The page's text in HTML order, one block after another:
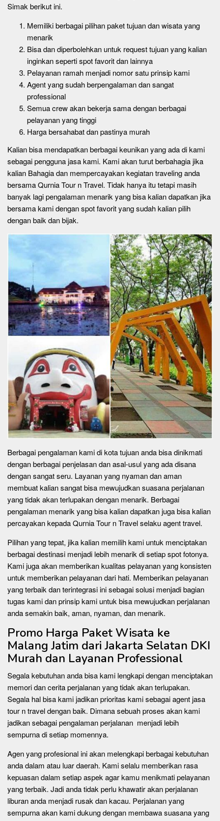
Simak berikut ini.
Memiliki berbagai pilihan paket tujuan dan wisata yang
menarik
Bisa dan diperbolehkan untuk request tujuan yang kalian
inginkan seperti spot favorit dan lainnya
Pelayanan ramah menjadi nomor satu prinsip kami
Agent yang sudah berpengalaman dan sangat
professional
Semua crew akan bekerja sama dengan berbagai
pelayanan yang tinggi
Harga bersahabat dan pastinya murah
Kalian bisa mendapatkan berbagai keunikan yang ada di kami
sebagai pengguna jasa kami. Kami akan turut berbahagia jika
kalian Bahagia dan mempercayakan kegiatan traveling anda
bersama Qurnia Tour n Travel. Tidak hanya itu tetapi masih
banyak lagi pengalaman menarik yang bisa kalian dapatkan jika
bersama kami dengan spot favorit yang sudah kalian pilih
dengan baik dan bijak.
Berbagai pengalaman kami di kota tujuan anda bisa dinikmati
dengan berbagai penjelasan dan asal-usul yang ada disana
dengan sangat seru. Layanan yang nyaman dan aman
membuat kalian sangat bisa mewujudkan suasana perjalanan
yang tidak akan terlupakan dengan menarik. Berbagai
pengalaman menarik yang bisa kalian dapatkan juga bisa kalian
percayakan kepada Qurnia Tour n Travel selaku agent travel.
Pilihan yang tepat, jika kalian memilih kami untuk menciptakan
berbagai destinasi menjadi lebih menarik di setiap spot fotonya.
Kami juga akan memberikan kualitas pelayanan yang konsisten
untuk memberikan pelayanan dari hati. Memberikan pelayanan
yang terbaik dan terintegrasi ini sebagai solusi menjadi bagian
tugas kami dan prinsip kami untuk bisa mewujudkan perjalanan
anda semakin baik, aman, nyaman, dan menarik.
Promo Harga Paket Wisata ke
Malang Jatim dari Jakarta Selatan DKI
Murah dan Layanan Professional
Segala kebutuhan anda bisa kami lengkapi dengan menciptakan
memori dan cerita perjalanan yang tidak akan terlupakan.
Segala hal bisa kami jadikan prioritas kami sebagai agent jasa
tour n travel dengan baik. Dimana sebuah proses akan kami
jadikan sebagai pengalaman perjalanan menjadi lebih
sempurna di setiap momennya.
Agen yang profesional ini akan melengkapi berbagai kebutuhan
anda dalam atau luar daerah. Kami selalu memberikan rasa
kepuasan dalam setiap aspek agar kamu menikmati pelayanan
yang terbaik. Jadi anda tidak perlu khawatir akan perjalanan
liburan anda menjadi rusak dan kacau. Perjalanan yang
sempurna akan kami dukung dengan membawa suasana yang